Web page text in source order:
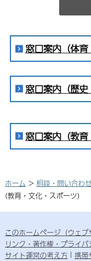
窓口案内（体育
窓口案内（歴史
窓口案内（教育
ホーム > 相談・問い合わせ
(教育・文化・スポーツ)
このホームページ（ウェ
リンク・著作権・プライ
サイト運営の考え方
携帯